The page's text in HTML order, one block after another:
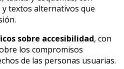
y textos alternativos que
sobre accesibilidad, con
los compromisos
de las personas usuarias.